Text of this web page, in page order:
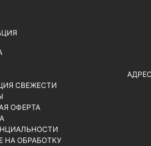
СВЕЖЕСТИ
ОФЕРТА
НА ОБРАБОТКУ